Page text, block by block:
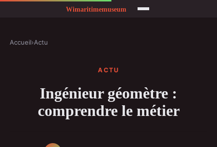
Accueil›Actu
ACTU
Ingénieur géomètre :
comprendre le métier